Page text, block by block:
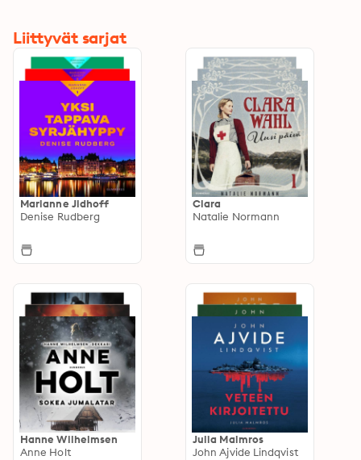
Liittyvät sarjat
Marianne Jidhoff
Denise Rudberg
Clara
Natalie Normann
Hanne Wilhelmsen
Anne Holt
Julia Malmros
John Ajvide Lindqvist